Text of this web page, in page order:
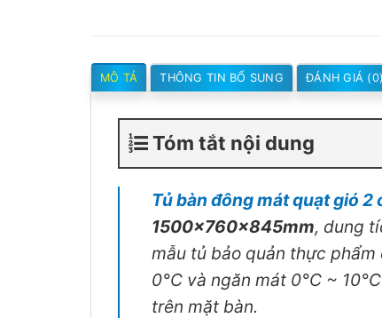
MÔ TẢ THÔNG TIN BỔ SUNG ĐÁNH GIÁ (0)
Tóm tắt nội dung
Tủ bàn đông mát quạt gió 2
1500x760x845mm, dung
mẫu tủ bảo quản thực
0°C và ngăn mát 0°C ~
trên mặt bàn.